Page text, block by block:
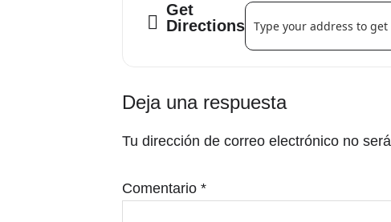
Get
Directions
Address - Kreddy
Interacciones
con
lectores
Deja una respuesta
Tu dirección de correo electrónico no
Comentario *